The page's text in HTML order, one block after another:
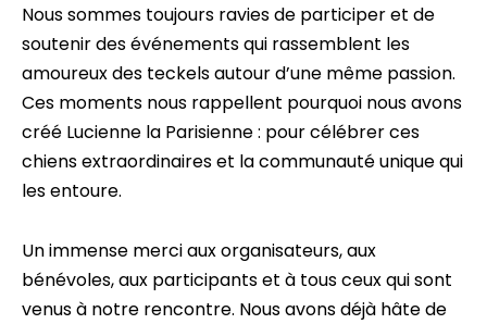
Nous sommes toujours ravies de participer et de
soutenir des événements qui rassemblent les
amoureux des teckels autour d’une même passion.
Ces moments nous rappellent pourquoi nous avons
créé Lucienne la Parisienne : pour célébrer ces
chiens extraordinaires et la communauté unique qui
les entoure.
Un immense merci aux organisateurs, aux
bénévoles, aux participants et à tous ceux qui sont
venus à notre rencontre. Nous avons déjà hâte de